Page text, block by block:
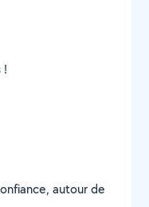
!
autour de